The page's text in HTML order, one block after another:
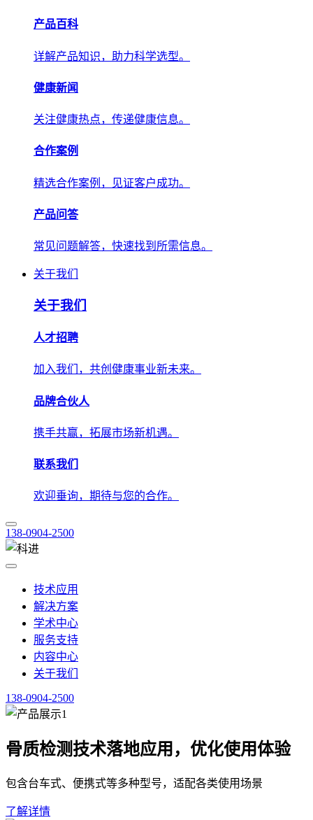
产品百科
详解产品知识，助力科学选型。
健康新闻
关注健康热点，传递健康信息。
合作案例
精选合作案例，见证客户成功。
产品问答
常见问题解答，快速找到所需信息。
关于我们
关于我们
人才招聘
加入我们，共创健康事业新未来。
品牌合伙人
携手共赢，拓展市场新机遇。
联系我们
欢迎垂询，期待与您的合作。
138-0904-2500
技术应用
解决方案
学术中心
服务支持
内容中心
关于我们
138-0904-2500
骨质检测技术落地应用，优化使用体验
包含台车式、便携式等多种型号，适配各类使用场景
了解详情